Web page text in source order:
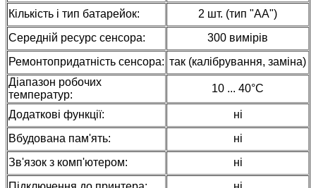
Кількість і тип батарейок:
2 шт. (тип "АА")
Середній ресурс сенсора:
300 вимірів
Ремонтопридатність сенсора: так (калібрування, заміна)
Діапазон робочих
температур:
10 ... 40°С
Додаткові функції:
ні
Вбудована пам'ять:
ні
Зв'язок з комп'ютером:
ні